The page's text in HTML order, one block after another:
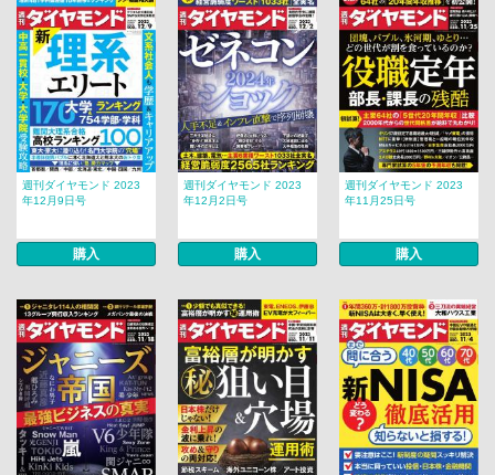
週刊ダイヤモンド 2023
年12月9日号
購入
週刊ダイヤモンド 2023
年12月2日号
購入
週刊ダイヤモンド 2023
年11月25日号
購入